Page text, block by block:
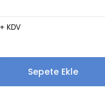
KDV
Sepete Ekle